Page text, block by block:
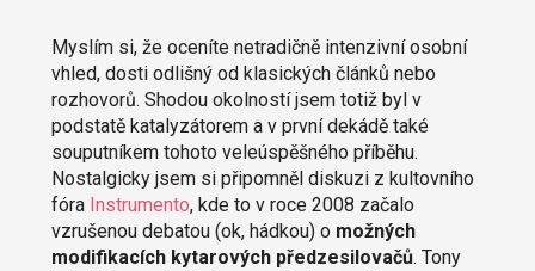
Myslím si, že oceníte netradičně intenzivní osobní
vhled, dosti odlišný od klasických článků nebo
rozhovorů. Shodou okolností jsem totiž byl v
podstatě katalyzátorem a v první dekádě také
souputníkem tohoto veleúspěšného příběhu.
Nostalgicky jsem si připomněl diskuzi z kultovního
fóra Instrumento, kde to v roce 2008 začalo
vzrušenou debatou (ok, hádkou) o možných
modifikacích kytarových předzesilovačů. Tony